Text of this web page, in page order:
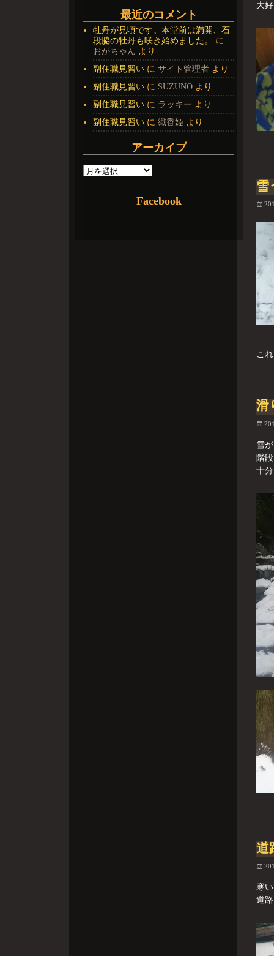
大
雪
こ
滑
雪
階
十
道
寒
道
最近のコメント
牡丹が見頃です。本堂前は満開、石
段脇の牡丹も咲き始めました。
に
おがちゃん より
副住職見習いに サイト管理者より
副住職見習いに SUZUNOより
副住職見習いに ラッキー より
副住職見習いに 織香姫 より
アーカイブ
Facebook